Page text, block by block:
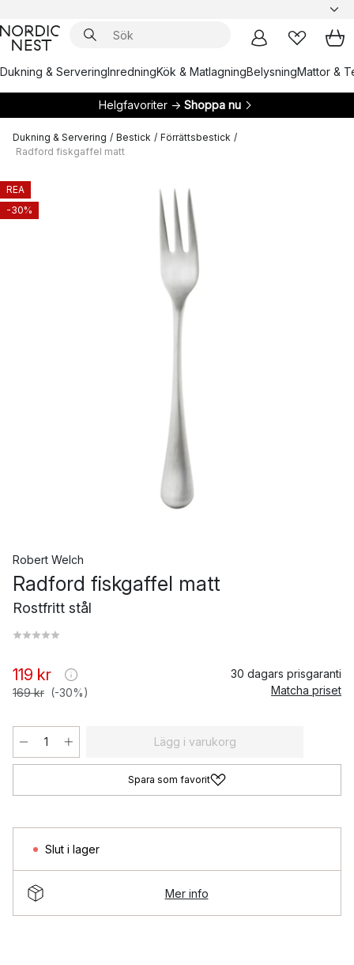
Dukning & ServeringInredningKök & MatlagningBelysningMattor &
Helgfavoriter → Shoppa nu
Dukning & Servering / Bestick / Förrättsbestick /
Radford fiskgaffel matt
REA
-30%
Robert Welch
Radford fiskgaffel matt
Rostfritt stål
119 kr
169 kr (-30%)
30 dagars prisgaranti
Matcha priset
Lägg i varukorg
Spara som favorit
Slut i lager
Mer info